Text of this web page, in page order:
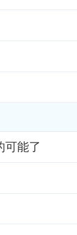
可能了